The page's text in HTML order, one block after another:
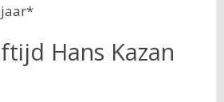
jaar*
Hans Kazan